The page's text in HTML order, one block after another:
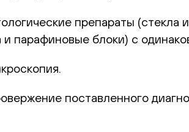
препараты
парафиновые блоки) с
поставленного